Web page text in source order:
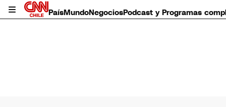
PaísMundoNegociosPodcast y Programas